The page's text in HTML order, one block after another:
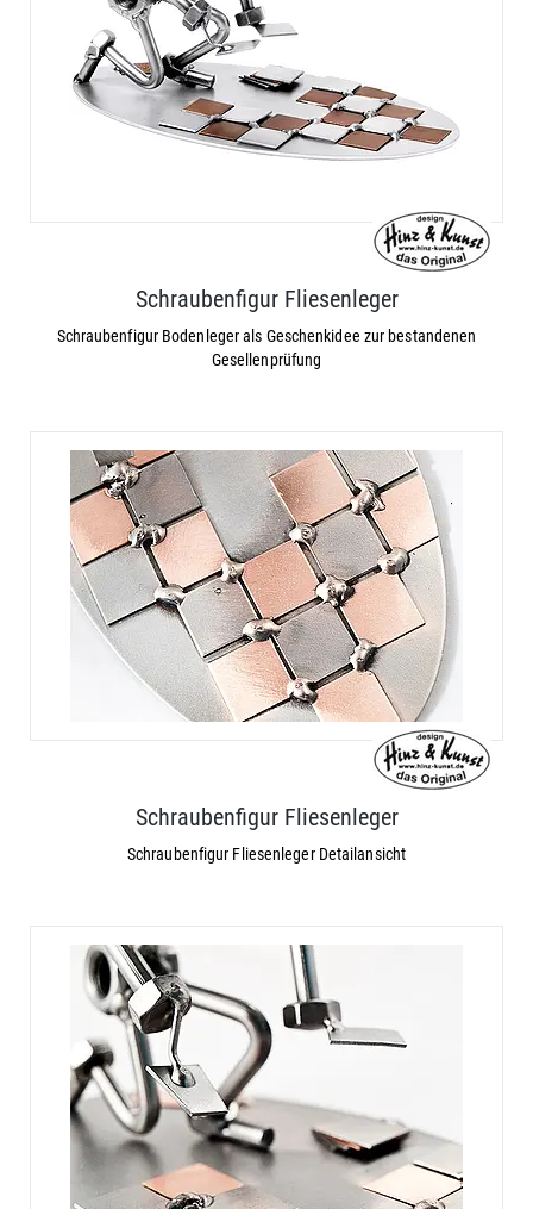
Schraubenfigur Fliesenleger
Schraubenfigur Bodenleger als Geschenkidee zur bestandenen
Gesellenprüfung
Schraubenfigur Fliesenleger
Schraubenfigur Fliesenleger Detailansicht